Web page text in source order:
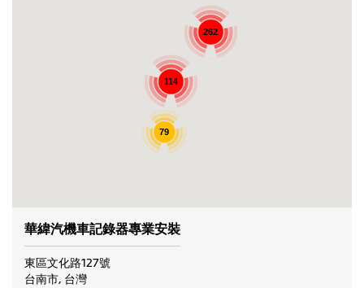
華緯汽機車記錄器專業安裝
東區文化路127號
台南市, 台灣
262
114
79